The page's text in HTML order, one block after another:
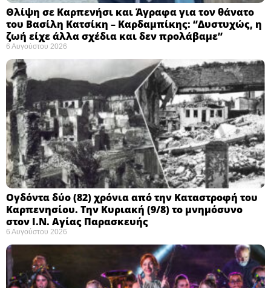
Θλίψη σε Καρπενήσι και Άγραφα για τον θάνατο
του Βασίλη Κατσίκη – Καρδαμπίκης: “Δυστυχώς, η
ζωή είχε άλλα σχέδια και δεν προλάβαμε”
6 Αυγούστου 2026
Ογδόντα δύο (82) χρόνια από την Καταστροφή του
Καρπενησίου. Την Κυριακή (9/8) το μνημόσυνο
στον Ι.Ν. Αγίας Παρασκευής
6 Αυγούστου 2026